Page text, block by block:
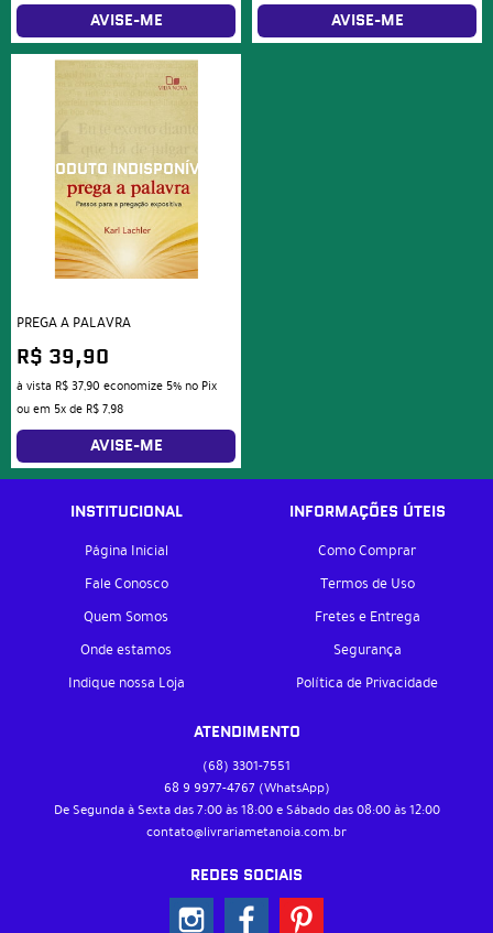
AVISE-ME AVISE-ME
PREGA A PALAVRA
R$ 39,90
à vista R$ 37,90 economize 5% no Pix
ou em 5xde R$ 7,98
AVISE-ME
INSTITUCIONAL
Página Inicial
Fale Conosco
Quem Somos
Onde estamos
Indique nossa Loja
INFORMAÇÕES ÚTEIS
Como Comprar
Termos de Uso
Fretes e Entrega
Segurança
Política de Privacidade
ATENDIMENTO
(68) 3301-7551
68 9 9977-4767 (WhatsApp)
De Segunda à Sexta das 7:00 às 18:00 e Sábado das 08:00 às 12:00
contato@livrariametanoia.com.br
REDES SOCIAIS